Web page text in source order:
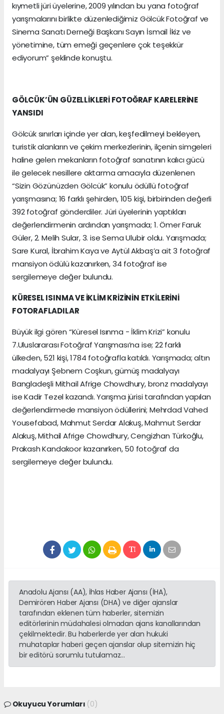
kıymetli jüri üyelerine, 2009 yılından bu yana fotoğraf
yarışmalarını birlikte düzenlediğimiz Gölcük Fotoğraf ve
Sinema Sanatı Derneği Başkanı Sayın İsmail İkiz ve
yönetimine, tüm emeği geçenlere çok teşekkür
ediyorum” şeklinde konuştu.
GÖLCÜK’ÜN GÜZELLİKLERİ FOTOĞRAF KARELERİNE
YANSIDI
Gölcük sınırları içinde yer alan, keşfedilmeyi bekleyen,
turistik alanların ve çekim merkezlerinin, ilçenin simgeleri
haline gelen mekanların fotoğraf sanatının kalıcı gücü
ile gelecek nesillere aktarma amacıyla düzenlenen
“Sizin Gözünüzden Gölcük” konulu ödüllü fotoğraf
yarışmasına; 16 farklı şehirden, 105 kişi, birbirinden değerli
392 fotoğraf gönderdiler. Jüri üyelerinin yaptıkları
değerlendirmenin ardından yarışmada; 1. Ömer Faruk
Güler, 2. Melih Sular, 3. ise Sema Ulubir oldu. Yarışmada;
Sare Kural, İbrahim Kaya ve Aytül Akbaş’a ait 3 fotoğraf
mansiyon ödülü kazanırken, 34 fotoğraf ise
sergilemeye değer bulundu.
KÜRESEL ISINMA VE İKLİM KRİZİNİN ETKİLERİNİ
FOTORAFLADILAR
Büyük ilgi gören “Küresel Isınma - İklim Krizi” konulu
7.Uluslararası Fotoğraf Yarışması’na ise; 22 farklı
ülkeden, 521 kişi, 1784 fotoğrafla katıldı. Yarışmada; altın
madalyayı Şebnem Coşkun, gümüş madalyayı
Bangladeşli Mithail Afrige Chowdhury, bronz madalyayı
ise Kadir Tezel kazandı. Yarışma jürisi tarafından yapılan
değerlendirmede mansiyon ödüllerini; Mehrdad Vahed
Yousefabad, Mahmut Serdar Alakuş, Mahmut Serdar
Alakuş, Mithail Afrige Chowdhury, Cengizhan Türkoğlu,
Prakash Kandakoor kazanırken, 50 fotoğraf da
sergilemeye değer bulundu.
Anadolu Ajansı (AA), İhlas Haber Ajansı (İHA),
Demirören Haber Ajansı (DHA) ve diğer ajanslar
tarafından eklenen tüm haberler, sitemizin
editörlerinin müdahalesi olmadan ajans kanallarından
çekilmektedir. Bu haberlerde yer alan hukuki
muhataplar haberi geçen ajanslar olup sitemizin hiç
bir editörü sorumlu tutulamaz...
Okuyucu Yorumları (0)